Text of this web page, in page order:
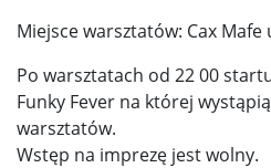
Miejsce warsztatów: Cax Mafe
Po warsztatach od 22 00
Funky Fever na której
warsztatów.
Wstęp na imprezę jest wolny.